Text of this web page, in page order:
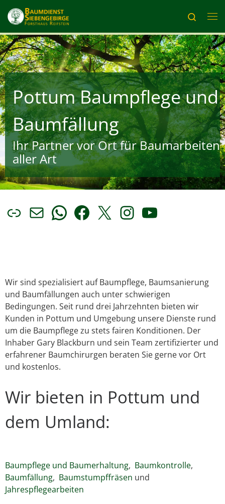
Zum Inhalt springen
Search
Pottum Baumpflege und
Baumfällung
Ihr Partner vor Ort für Baumarbeiten
aller Art
LinkE-Mail
WhatsApp
Facebook
X Instagram
YouTube
Wir sind spezialisiert auf Baumpflege, Baumsanierung
und Baumfällungen auch unter schwierigen
Bedingungen. Seit rund drei Jahrzehnten bieten wir
Kunden in Pottum und Umgebung unsere Dienste rund
um die Baumpflege zu stets fairen Konditionen. Der
Inhaber Gary Blackburn und sein Team zertifizierter und
erfahrener Baumchirurgen beraten Sie gerne vor Ort
und kostenlos.
Wir bieten in Pottum und
dem Umland:
Baumpflege und Baumerhaltung, Baumkontrolle,
Baumfällung, Baumstumpffräsen und
Jahrespflegearbeiten